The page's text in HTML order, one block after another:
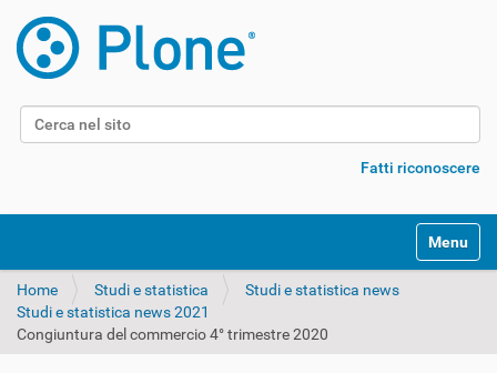
Cerca nel sito
Fatti riconoscere
Alterna
Home Studi e statistica
Studi e statistica news
Studi e statistica news 2021
Congiuntura del commercio 4° trimestre 2020